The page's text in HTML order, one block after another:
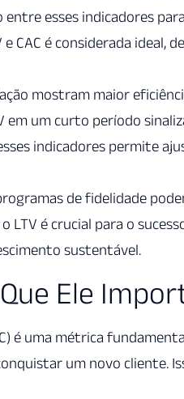
esses indicadores
CAC é considerada ideal,
mostram maior
em um curto período
indicadores permite
de fidelidade
LTV é crucial para o
sustentável.
Que Ele
é uma métrica
um novo cliente.